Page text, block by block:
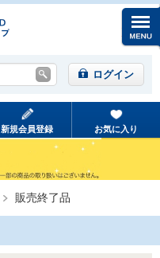
ログイン
新規会員登録 お気に入り
販売終了品